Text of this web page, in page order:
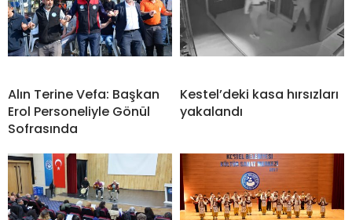
Alın Terine Vefa: Başkan
Erol Personeliyle Gönül
Sofrasında
Kestel’deki kasa hırsızları
yakalandı